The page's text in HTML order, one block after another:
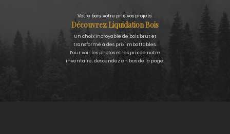
Votre bois, votre prix, vos projets.
Découvrez Liquidation Bois
Un choix incroyable de bois brut et
transformé à des prix imbattables.
Pour voir les photos et les prix de notre
inventaire, descendez en bas de la page.